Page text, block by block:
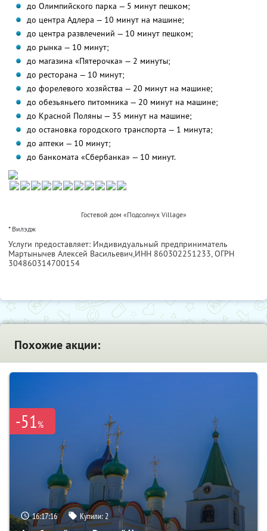
до Олимпийского парка — 5 минут пешком;
до центра Адлера — 10 минут на машине;
до центра развлечений — 10 минут пешком;
до рынка — 10 минут;
до магазина «Пятерочка» — 2 минуты;
до ресторана — 10 минут;
до форелевого хозяйства — 20 минут на машине;
до обезьяньего питомника — 20 минут на машине;
до Красной Поляны — 35 минут на машине;
до остановка городского транспорта — 1 минута;
до аптеки — 10 минут;
до банкомата «Сбербанка» — 10 минут.
Гостевой дом «Подсолнух Village»
* Вилэдж
Услуги предоставляет: Индивидуальный предприниматель
Мартынычев Алексей Васильевич,ИНН 860302251233, ОГРН
304860314700154
Похожие акции:
-51%
16:17:15 Купили:2